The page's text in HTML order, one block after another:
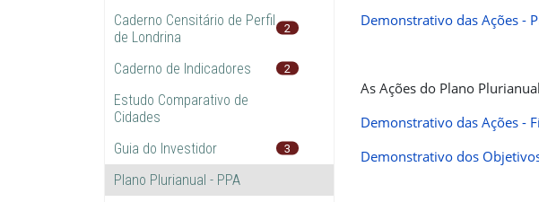
Caderno Censitário de Perfil
de Londrina
2
Caderno de Indicadores 2
Estudo Comparativo de
Cidades
Guia do Investidor
3
Plano Plurianual - PPA
Demonstrativo das Ações -
As Ações do Plano
Demonstrativo das Ações -
Demonstrativo dos